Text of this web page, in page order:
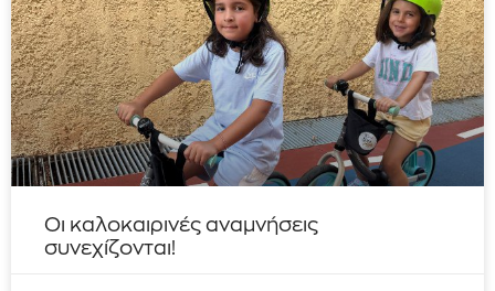
Οι καλοκαιρινές αναμνήσεις
συνεχίζονται!